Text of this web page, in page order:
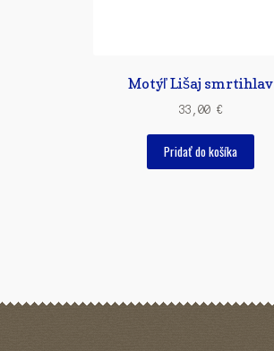
Motýľ Lišaj smrtihlav
33,00 €
Pridať do košíka